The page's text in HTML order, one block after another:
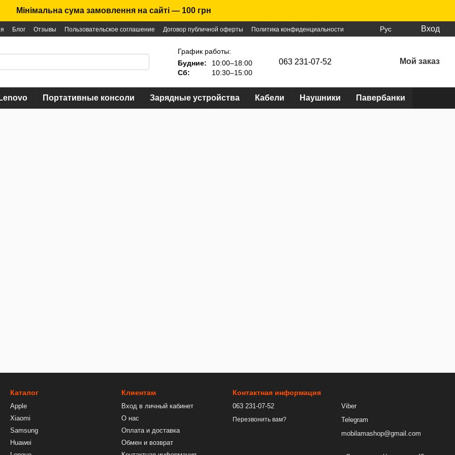
Мінімальна сума замовлення на сайті — 100 грн
Блог Отзывы Пользовательское соглашение Договор публичной оферты Политика конфиденциальности Рус Вход
График работы:
Будние:
10:00–18:00
Сб:
10:30–15:00
063 231-07-52 Мой заказ
Lenovo Портативные консоли Зарядные устройства Кабели Наушники Павербанки
Каталог
Apple
Xiaomi
Samsung
Huawei
Клиентам
Вход в личный кабинет
О нас
Оплата и доставка
Обмен и возврат
Контактная информация
063 231-07-52
Перезвонить вам?
Viber
Telegram
mobilamashop@gmail.com